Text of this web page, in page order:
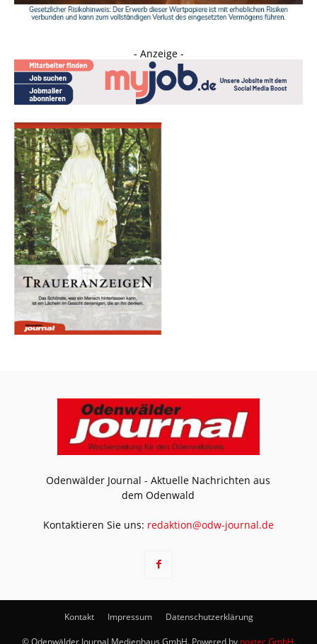
- Anzeige -
Odenwälder Journal - Aktuelle Nachrichten aus
dem Odenwald
Kontaktieren Sie uns: redaktion@odw-journal.de
Kontakt Impressum Datenschutzerklärung
© Odenwälder Journal Medienhaus GmbH. Powered by noxtec GmbH.